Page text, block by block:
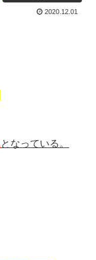
2020.12.01
となっている。